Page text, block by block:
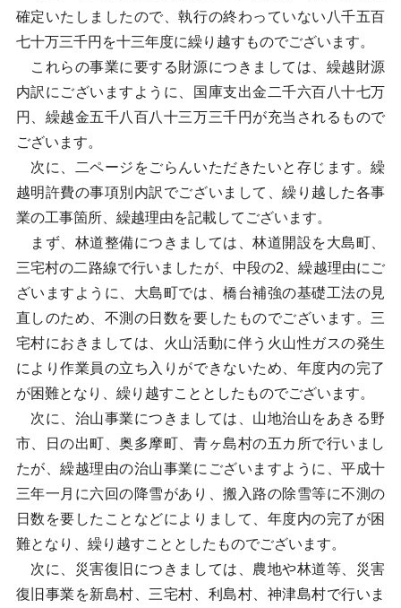
確定いたしましたので、執行の終わっていない八千五百
七十万三千円を十三年度に繰り越すものでございます。
これらの事業に要する財源につきましては、繰越財源
内訳にございますように、国庫支出金二千六百八十七万
円、繰越金五千八百八十三万三千円が充当されるもので
ございます。
次に、二ページをごらんいただきたいと存じます。繰
越明許費の事項別内訳でございまして、繰り越した各事
業の工事箇所、繰越理由を記載してございます。
まず、林道整備につきましては、林道開設を大島町、
三宅村の二路線で行いましたが、中段の2、繰越理由にご
ざいますように、大島町では、橋台補強の基礎工法の見
直しのため、不測の日数を要したものでございます。三
宅村におきましては、火山活動に伴う火山性ガスの発生
により作業員の立ち入りができないため、年度内の完了
が困難となり、繰り越すこととしたものでございます。
次に、治山事業につきましては、山地治山をあきる野
市、日の出町、奥多摩町、青ヶ島村の五カ所で行いまし
たが、繰越理由の治山事業にございますように、平成十
三年一月に六回の降雪があり、搬入路の除雪等に不測の
日数を要したことなどによりまして、年度内の完了が困
難となり、繰り越すこととしたものでございます。
次に、災害復旧につきましては、農地や林道等、災害
復旧事業を新島村、三宅村、利島村、神津島村で行いま